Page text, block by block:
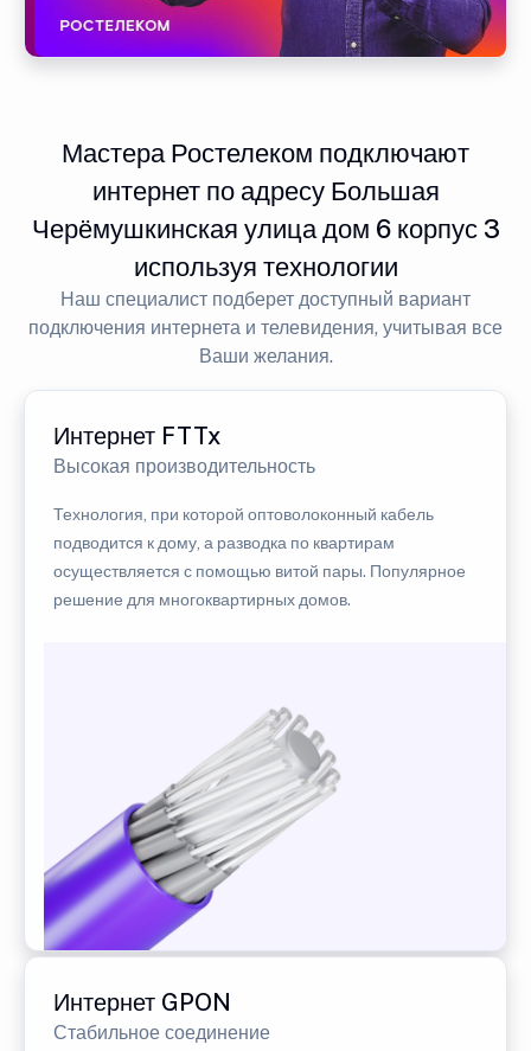
Мастера Ростелеком подключают
интернет по адресу Большая
Черёмушкинская улица дом 6 корпус 3
используя технологии
Наш специалист подберет доступный вариант
подключения интернета и телевидения, учитывая все
Ваши желания.
Интернет FTTx
Высокая производительность
Технология, при которой оптоволоконный кабель
подводится к дому, а разводка по квартирам
осуществляется с помощью витой пары. Популярное
решение для многоквартирных домов.
Интернет GPON
Стабильное соединение